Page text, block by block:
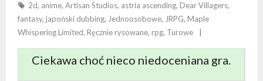
2d, anime, Artisan Studios, astria ascending, Dear Villagers,
fantasy, japoński dubbing, Jednoosobowe, JRPG, Maple
Whispering Limited, Ręcznie rysowane, rpg, Turowe
Ciekawa choć nieco niedoceniana gra.